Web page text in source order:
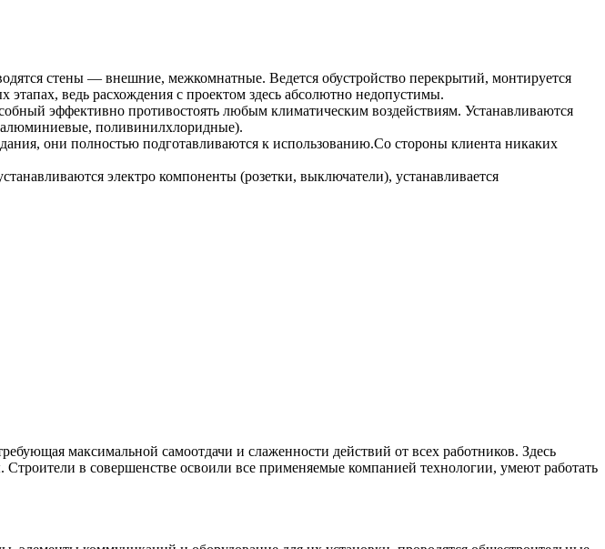
стены — внешние, межкомнатные. Ведется обустройство перекрытий, монтируется
ведь расхождения с проектом здесь абсолютно недопустимы.
эффективно противостоять любым климатическим воздействиям. Устанавливаются
поливинилхлоридные).
они полностью подготавливаются к использованию.Со стороны клиента никаких
электро компоненты (розетки, выключатели), устанавливается
максимальной самоотдачи и слаженности действий от всех работников. Здесь
в совершенстве освоили все применяемые компанией технологии, умеют работать